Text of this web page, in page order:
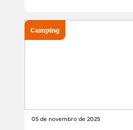
05 de novembro de 2025
Camping